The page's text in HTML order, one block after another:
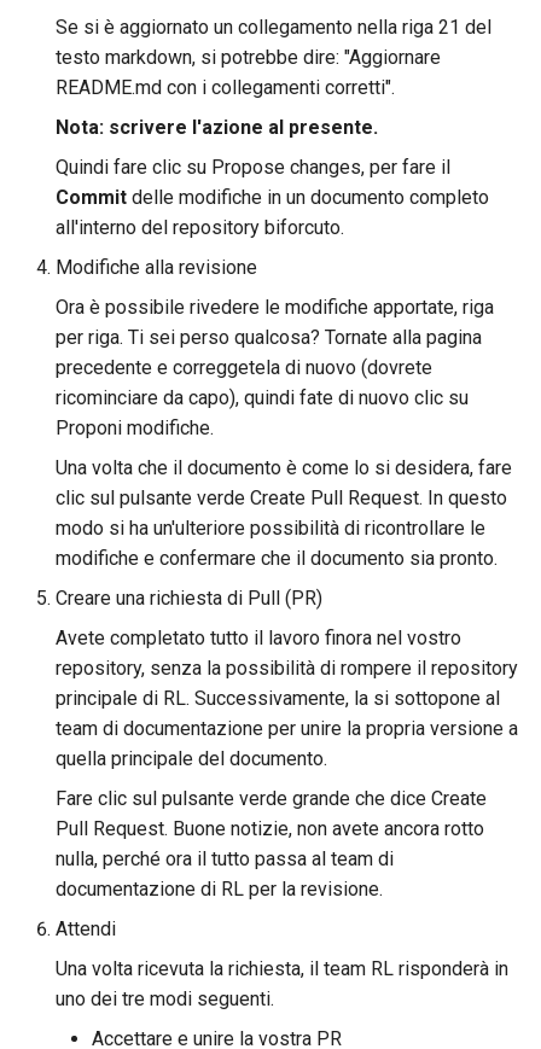
Se si è aggiornato un collegamento nella riga 21 del
testo markdown, si potrebbe dire: "Aggiornare
README.md con i collegamenti corretti".
Nota: scrivere l'azione al presente.
Quindi fare clic su Propose changes, per fare il
Commit delle modifiche in un documento completo
all'interno del repository biforcuto.
Modifiche alla revisione
Ora è possibile rivedere le modifiche apportate, riga
per riga. Ti sei perso qualcosa? Tornate alla pagina
precedente e correggetela di nuovo (dovrete
ricominciare da capo), quindi fate di nuovo clic su
Proponi modifiche.
Una volta che il documento è come lo si desidera, fare
clic sul pulsante verde Create Pull Request. In questo
modo si ha un'ulteriore possibilità di ricontrollare le
modifiche e confermare che il documento sia pronto.
Creare una richiesta di Pull (PR)
Avete completato tutto il lavoro finora nel vostro
repository, senza la possibilità di rompere il repository
principale di RL. Successivamente, la si sottopone al
team di documentazione per unire la propria versione a
quella principale del documento.
Fare clic sul pulsante verde grande che dice Create
Pull Request. Buone notizie, non avete ancora rotto
nulla, perché ora il tutto passa al team di
documentazione di RL per la revisione.
Attendi
Una volta ricevuta la richiesta, il team RL risponderà in
uno dei tre modi seguenti.
Accettare e unire la vostra PR